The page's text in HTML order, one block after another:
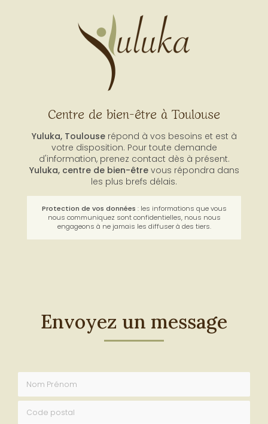
Centre de bien-être à Toulouse
Yuluka, Toulouserépond à vos besoins et est à
votre disposition. Pour toute demande
d'information, prenez contact dès à présent.
les plus brefs délais.
Protection de vos données : les informations que vous
nous communiquez sont confidentielles, nous nous
Envoyez un message
Nom Prénom